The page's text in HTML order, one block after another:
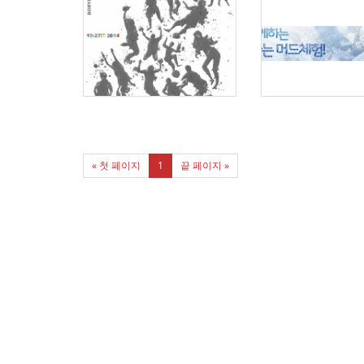
« 첫 페이지 1 끝 페이지 »